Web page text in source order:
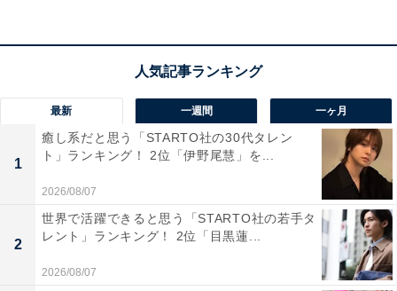
第1位：杉元佐一
最新 一週間 一ヶ月
1
癒し系だと思う「STARTO社の30代タレン
ト」ランキング！ 2位「伊野尾慧」を...
2026/08/07
2
世界で活躍できると思う「STARTO社の若手タ
レント」ランキング！ 2位「目黒蓮...
2026/08/07